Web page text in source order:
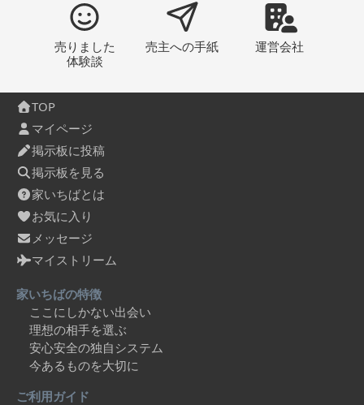
売りました
体験談
売主への手紙 運営会社
TOP
マイページ
掲示板に投稿
掲示板を見る
家いちばとは
お気に入り
メッセージ
マイストリーム
家いちばの特徴
ここにしかない出会い
理想の相手を選ぶ
安心安全の独自システム
今あるものを大切に
ご利用ガイド